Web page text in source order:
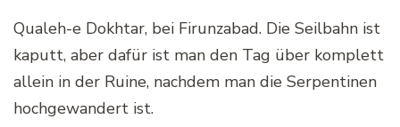
Qualeh-e Dokhtar, bei Firunzabad. Die Seilbahn ist
kaputt, aber dafür ist man den Tag über komplett
allein in der Ruine, nachdem man die Serpentinen
hochgewandert ist.